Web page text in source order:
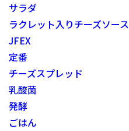
サラダ
ラクレット入りチーズソース
JFEX
定番
チーズスプレッド
乳酸菌
発酵
ごはん